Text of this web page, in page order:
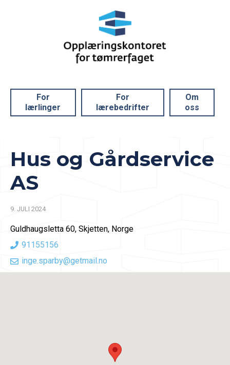
For
lærlinger
For
lærebedrifter
Om
oss
Hus og Gårdservice
AS
9. JULI 2024
Guldhaugsletta 60, Skjetten, Norge
91155156
inge.sparby@getmail.no